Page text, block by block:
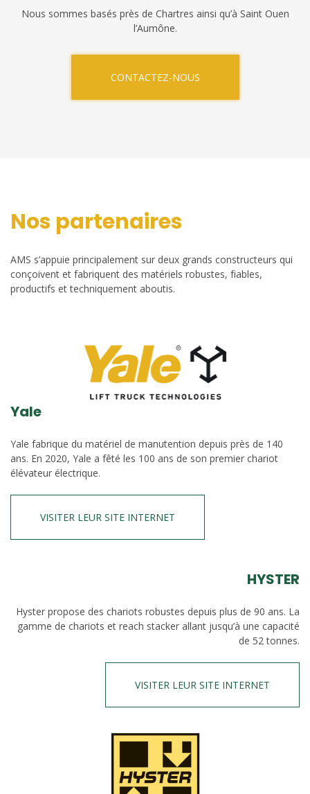
Nous sommes basés près de Chartres ainsi qu’à Saint Ouen
l’Aumône.
CONTACTEZ-NOUS
Nos partenaires
AMS s’appuie principalement sur deux grands constructeurs qui
conçoivent et fabriquent des matériels robustes, fiables,
productifs et techniquement aboutis.
Yale
Yale fabrique du matériel de manutention depuis près de 140
ans. En 2020, Yale a fêté les 100 ans de son premier chariot
élévateur électrique.
VISITER LEUR SITE INTERNET
HYSTER
Hyster propose des chariots robustes depuis plus de 90 ans. La
gamme de chariots et reach stacker allant jusqu’à une capacité
de 52 tonnes.
VISITER LEUR SITE INTERNET